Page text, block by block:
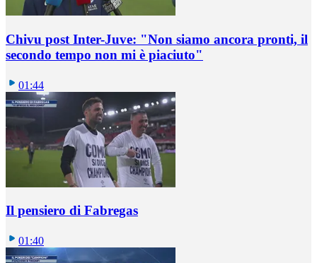
Chivu post Inter-Juve: "Non siamo ancora pronti, il
secondo tempo non mi è piaciuto"
01:44
Il pensiero di Fabregas
01:40